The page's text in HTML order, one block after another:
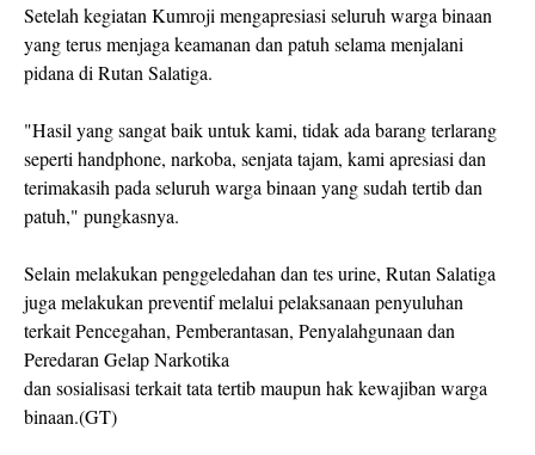
Setelah kegiatan Kumroji mengapresiasi seluruh warga binaan
yang terus menjaga keamanan dan patuh selama menjalani
pidana di Rutan Salatiga.
"Hasil yang sangat baik untuk kami, tidak ada barang terlarang
seperti handphone, narkoba, senjata tajam, kami apresiasi dan
terimakasih pada seluruh warga binaan yang sudah tertib dan
patuh," pungkasnya.
Selain melakukan penggeledahan dan tes urine, Rutan Salatiga
juga melakukan preventif melalui pelaksanaan penyuluhan
terkait Pencegahan, Pemberantasan, Penyalahgunaan dan
Peredaran Gelap Narkotika
dan sosialisasi terkait tata tertib maupun hak kewajiban warga
binaan.(GT)